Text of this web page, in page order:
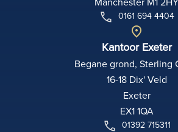
0161 694 4404
Kantoor Exeter
Begane grond, Sterling
16-18 Dix' Veld
Exeter
EX1 1QA
01392 715311